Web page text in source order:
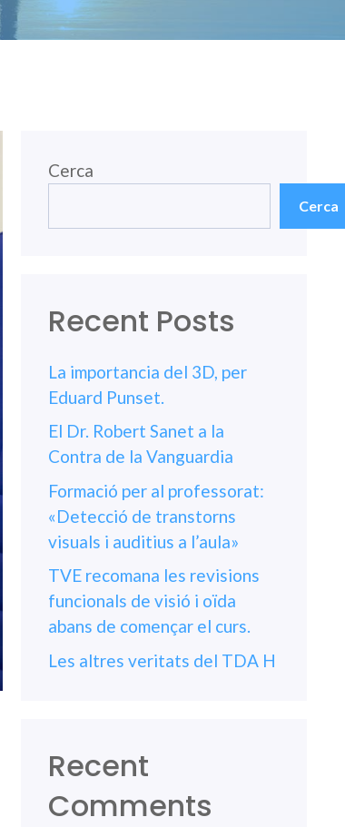
Cerca
Cerca
Recent Posts
La importancia del 3D, per
Eduard Punset.
El Dr. Robert Sanet a la
Contra de la Vanguardia
Formació per al professorat:
«Detecció de transtorns
visuals i auditius a l’aula»
TVE recomana les revisions
funcionals de visió i oïda
abans de començar el curs.
Les altres veritats del TDA H
Recent
Comments